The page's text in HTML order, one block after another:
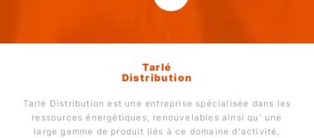
Tarlé
Distribution
Tarlé Distribution est une entreprise spécialisée dans les
ressources énergétiques, renouvelables ainsi qu' une
large gamme de produit liés à ce domaine d'activité.